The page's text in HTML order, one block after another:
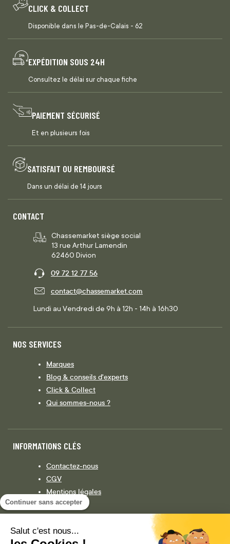
Continuer sans accepter
Salut c'est nous...
CLICK & COLLECT
Disponible dans le Pas-de-Calais - 62
EXPÉDITION SOUS 24H
Consultez le délai sur chaque fiche
PAIEMENT SÉCURISÉ
Et en plusieurs fois
SATISFAIT OU REMBOURSÉ
Dans un délai de 14 jours
CONTACT
Chassemarket siège social
13 rue Arthur Lamendin
62460 Divion
09 72 12 77 56
contact@chassemarket.com
Lundi au Vendredi de 9h à 12h - 14h à 16h30
NOS SERVICES
Marques
Blog & conseils d'experts
Click & Collect
Qui sommes-nous ?
INFORMATIONS CLÉS
Contactez-nous
CGV
Mentions légales
Législation